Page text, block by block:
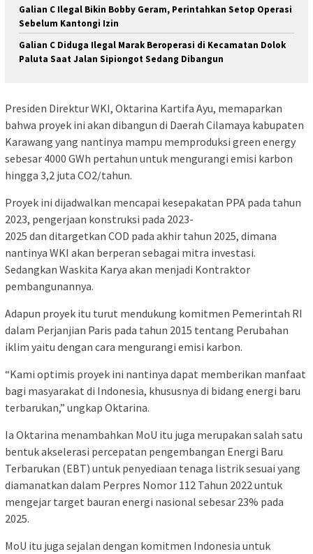
Galian C Ilegal Bikin Bobby Geram, Perintahkan Setop Operasi
Sebelum Kantongi Izin
Galian C Diduga Ilegal Marak Beroperasi di Kecamatan Dolok
Paluta Saat Jalan Sipiongot Sedang Dibangun
Presiden Direktur WKI, Oktarina Kartifa Ayu, memaparkan
bahwa proyek ini akan dibangun di Daerah Cilamaya kabupaten
Karawang yang nantinya mampu memproduksi green energy
sebesar 4000 GWh pertahun untuk mengurangi emisi karbon
hingga 3,2 juta CO2/tahun.
Proyek ini dijadwalkan mencapai kesepakatan PPA pada tahun
2023, pengerjaan konstruksi pada 2023-
2025 dan ditargetkan COD pada akhir tahun 2025, dimana
nantinya WKI akan berperan sebagai mitra investasi.
Sedangkan Waskita Karya akan menjadi Kontraktor
pembangunannya.
Adapun proyek itu turut mendukung komitmen Pemerintah RI
dalam Perjanjian Paris pada tahun 2015 tentang Perubahan
iklim yaitu dengan cara mengurangi emisi karbon.
“Kami optimis proyek ini nantinya dapat memberikan manfaat
bagi masyarakat di Indonesia, khususnya di bidang energi baru
terbarukan,” ungkap Oktarina.
Ia Oktarina menambahkan MoU itu juga merupakan salah satu
bentuk akselerasi percepatan pengembangan Energi Baru
Terbarukan (EBT) untuk penyediaan tenaga listrik sesuai yang
diamanatkan dalam Perpres Nomor 112 Tahun 2022 untuk
mengejar target bauran energi nasional sebesar 23% pada
2025.
MoU itu juga sejalan dengan komitmen Indonesia untuk